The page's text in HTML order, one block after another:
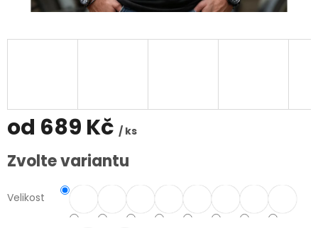
od 689 Kč / ks
Měrná
cena:
Zvolte variantu
Velikost